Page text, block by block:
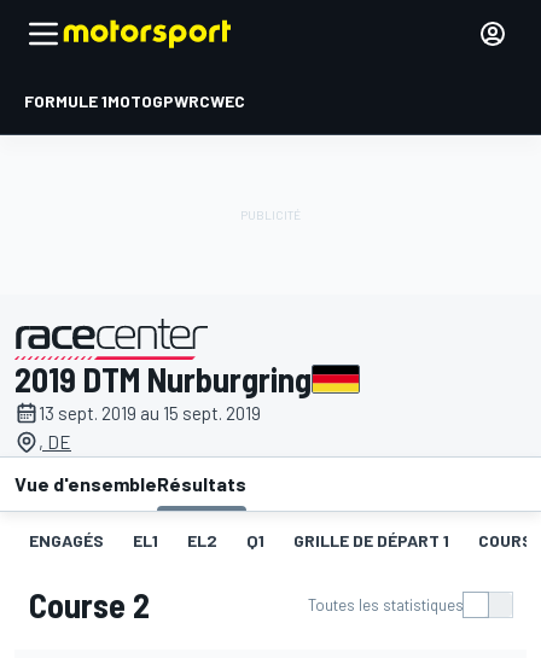
FORMULE 1MOTOGPWRCWEC
présenté par
2019 DTM Nurburgring
13 sept. 2019 au 15 sept. 2019
, DE
Vue d'ensembleRésultats
ENGAGÉS EL1 EL2 Q1 GRILLE DE DÉPART 1
Course 2 Toutes les statistiques